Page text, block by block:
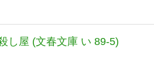
し屋 (文春文庫 い 89-5)